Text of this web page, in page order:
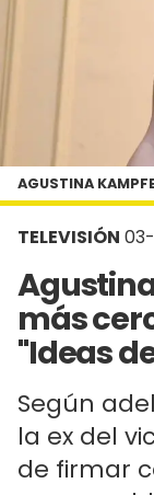
TELEVISIÓN
más
"Ideas
Según
la ex del
de firmar
AGUSTINA